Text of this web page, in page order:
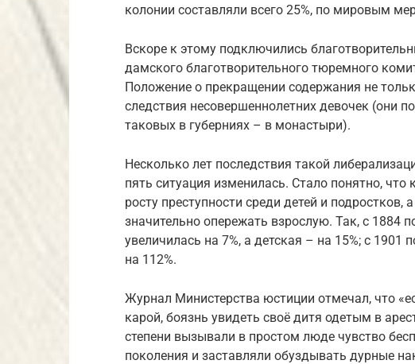
колонии составляли всего 25%, по мировым
Вскоре к этому подключились
дамского благотворительного тюремного
Положение о прекращении содержания не
следствия несовершеннолетних девочек (они
таковых в губерниях – в монастыри).
Несколько лет последствия такой
пять ситуация изменилась. Стало понятно, что
росту преступности среди детей и подростков,
значительно опережать взрослую. Так, с 1884
увеличилась на 7%, а детская – на 15%; с 1901
на 112%.
Журнал Министерства юстиции​ отмечал, что
карой, боязнь увидеть своё дитя одетым в
степени вызывали в простом люде чувство
поколения и заставляли обуздывать дурные